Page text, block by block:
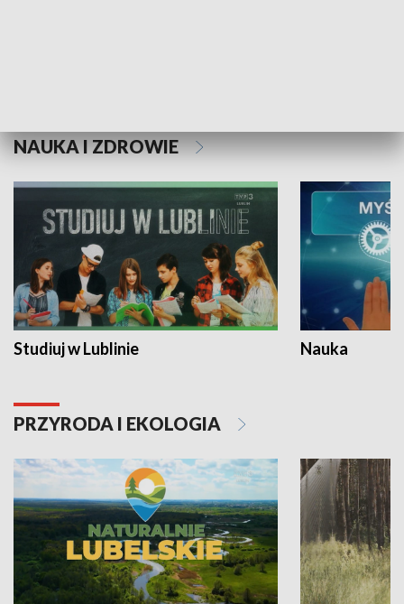
NAUKA I ZDROWIE
Studiuj w Lublinie Nauka
PRZYRODA I EKOLOGIA